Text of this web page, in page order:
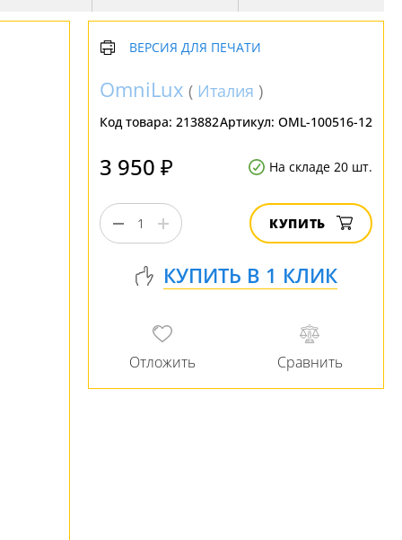
ВЕРСИЯ ДЛЯ ПЕЧАТИ
OmniLux ( Италия )
Код товара: 213882Артикул: OML-100516-12
3 950 ₽ На складе 20 шт.
КУПИТЬ